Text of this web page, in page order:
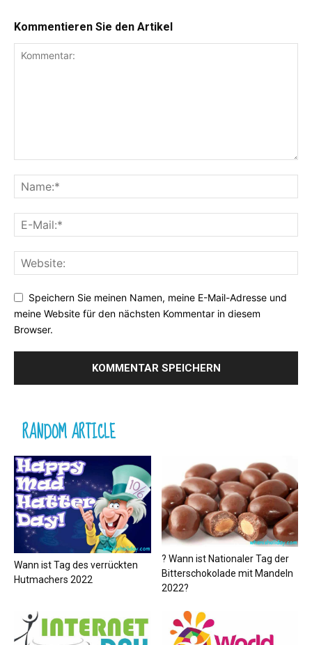
Kommentieren Sie den Artikel
Speichern Sie meinen Namen, meine E-Mail-Adresse und
meine Website für den nächsten Kommentar in diesem
Browser.
RANDOM ARTICLE
Wann ist Tag des verrückten
Hutmachers 2022
? Wann ist Nationaler Tag der
Bitterschokolade mit Mandeln
2022?